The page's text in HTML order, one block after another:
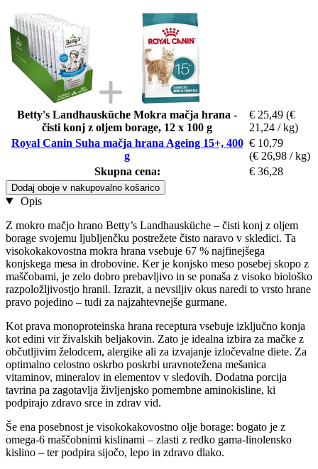
Betty's Landhausküche Mokra mačja hrana -
čisti konj z oljem borage, 12 x 100 g
€ 25,49 (€
21,24 / kg)
Royal Canin Suha mačja hrana Ageing 15+, 400
g
€ 10,79
(€ 26,98 / kg)
Skupna cena:
€ 36,28
Dodaj oboje v nakupovalno košarico
Opis
Z mokro mačjo hrano Betty’s Landhausküche – čisti konj z oljem
borage svojemu ljubljenčku postrežete čisto naravo v skledici. Ta
visokokakovostna mokra hrana vsebuje 67 % najfinejšega
konjskega mesa in drobovine. Ker je konjsko meso posebej skopo z
maščobami, je zelo dobro prebavljivo in se ponaša z visoko biološko
razpoložljivostjo hranil. Izrazit, a nevsiljiv okus naredi to vrsto hrane
pravo pojedino – tudi za najzahtevnejše gurmane.
Kot prava monoproteinska hrana receptura vsebuje izključno konja
kot edini vir živalskih beljakovin. Zato je idealna izbira za mačke z
občutljivim želodcem, alergike ali za izvajanje izločevalne diete. Za
optimalno celostno oskrbo poskrbi uravnotežena mešanica
vitaminov, mineralov in elementov v sledovih. Dodatna porcija
tavrina pa zagotavlja življenjsko pomembne aminokisline, ki
podpirajo zdravo srce in zdrav vid.
Še ena posebnost je visokokakovostno olje borage: bogato je z
omega-6 maščobnimi kislinami – zlasti z redko gama-linolensko
kislino – ter podpira sijočo, lepo in zdravo dlako.